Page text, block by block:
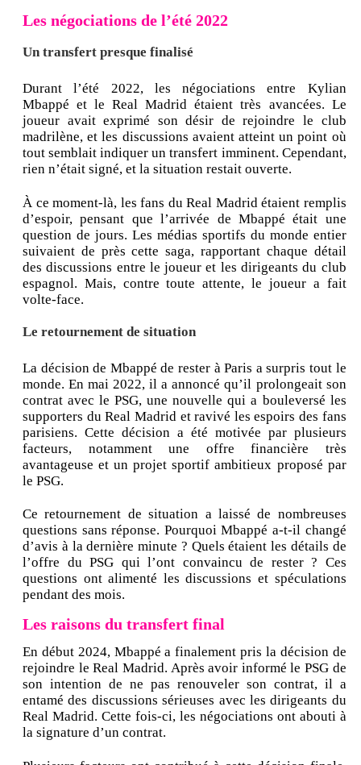
Les négociations de l’été 2022
Un transfert presque finalisé
Durant l’été 2022, les négociations entre Kylian
Mbappé et le Real Madrid étaient très avancées. Le
joueur avait exprimé son désir de rejoindre le club
madrilène, et les discussions avaient atteint un point où
tout semblait indiquer un transfert imminent. Cependant,
rien n’était signé, et la situation restait ouverte.
À ce moment-là, les fans du Real Madrid étaient remplis
d’espoir, pensant que l’arrivée de Mbappé était une
question de jours. Les médias sportifs du monde entier
suivaient de près cette saga, rapportant chaque détail
des discussions entre le joueur et les dirigeants du club
espagnol. Mais, contre toute attente, le joueur a fait
volte-face.
Le retournement de situation
La décision de Mbappé de rester à Paris a surpris tout le
monde. En mai 2022, il a annoncé qu’il prolongeait son
contrat avec le PSG, une nouvelle qui a bouleversé les
supporters du Real Madrid et ravivé les espoirs des fans
parisiens. Cette décision a été motivée par plusieurs
facteurs, notamment une offre financière très
avantageuse et un projet sportif ambitieux proposé par
le PSG.
Ce retournement de situation a laissé de nombreuses
questions sans réponse. Pourquoi Mbappé a-t-il changé
d’avis à la dernière minute ? Quels étaient les détails de
l’offre du PSG qui l’ont convaincu de rester ? Ces
questions ont alimenté les discussions et spéculations
pendant des mois.
Les raisons du transfert final
En début 2024, Mbappé a finalement pris la décision de
rejoindre le Real Madrid. Après avoir informé le PSG de
son intention de ne pas renouveler son contrat, il a
entamé des discussions sérieuses avec les dirigeants du
Real Madrid. Cette fois-ci, les négociations ont abouti à
la signature d’un contrat.